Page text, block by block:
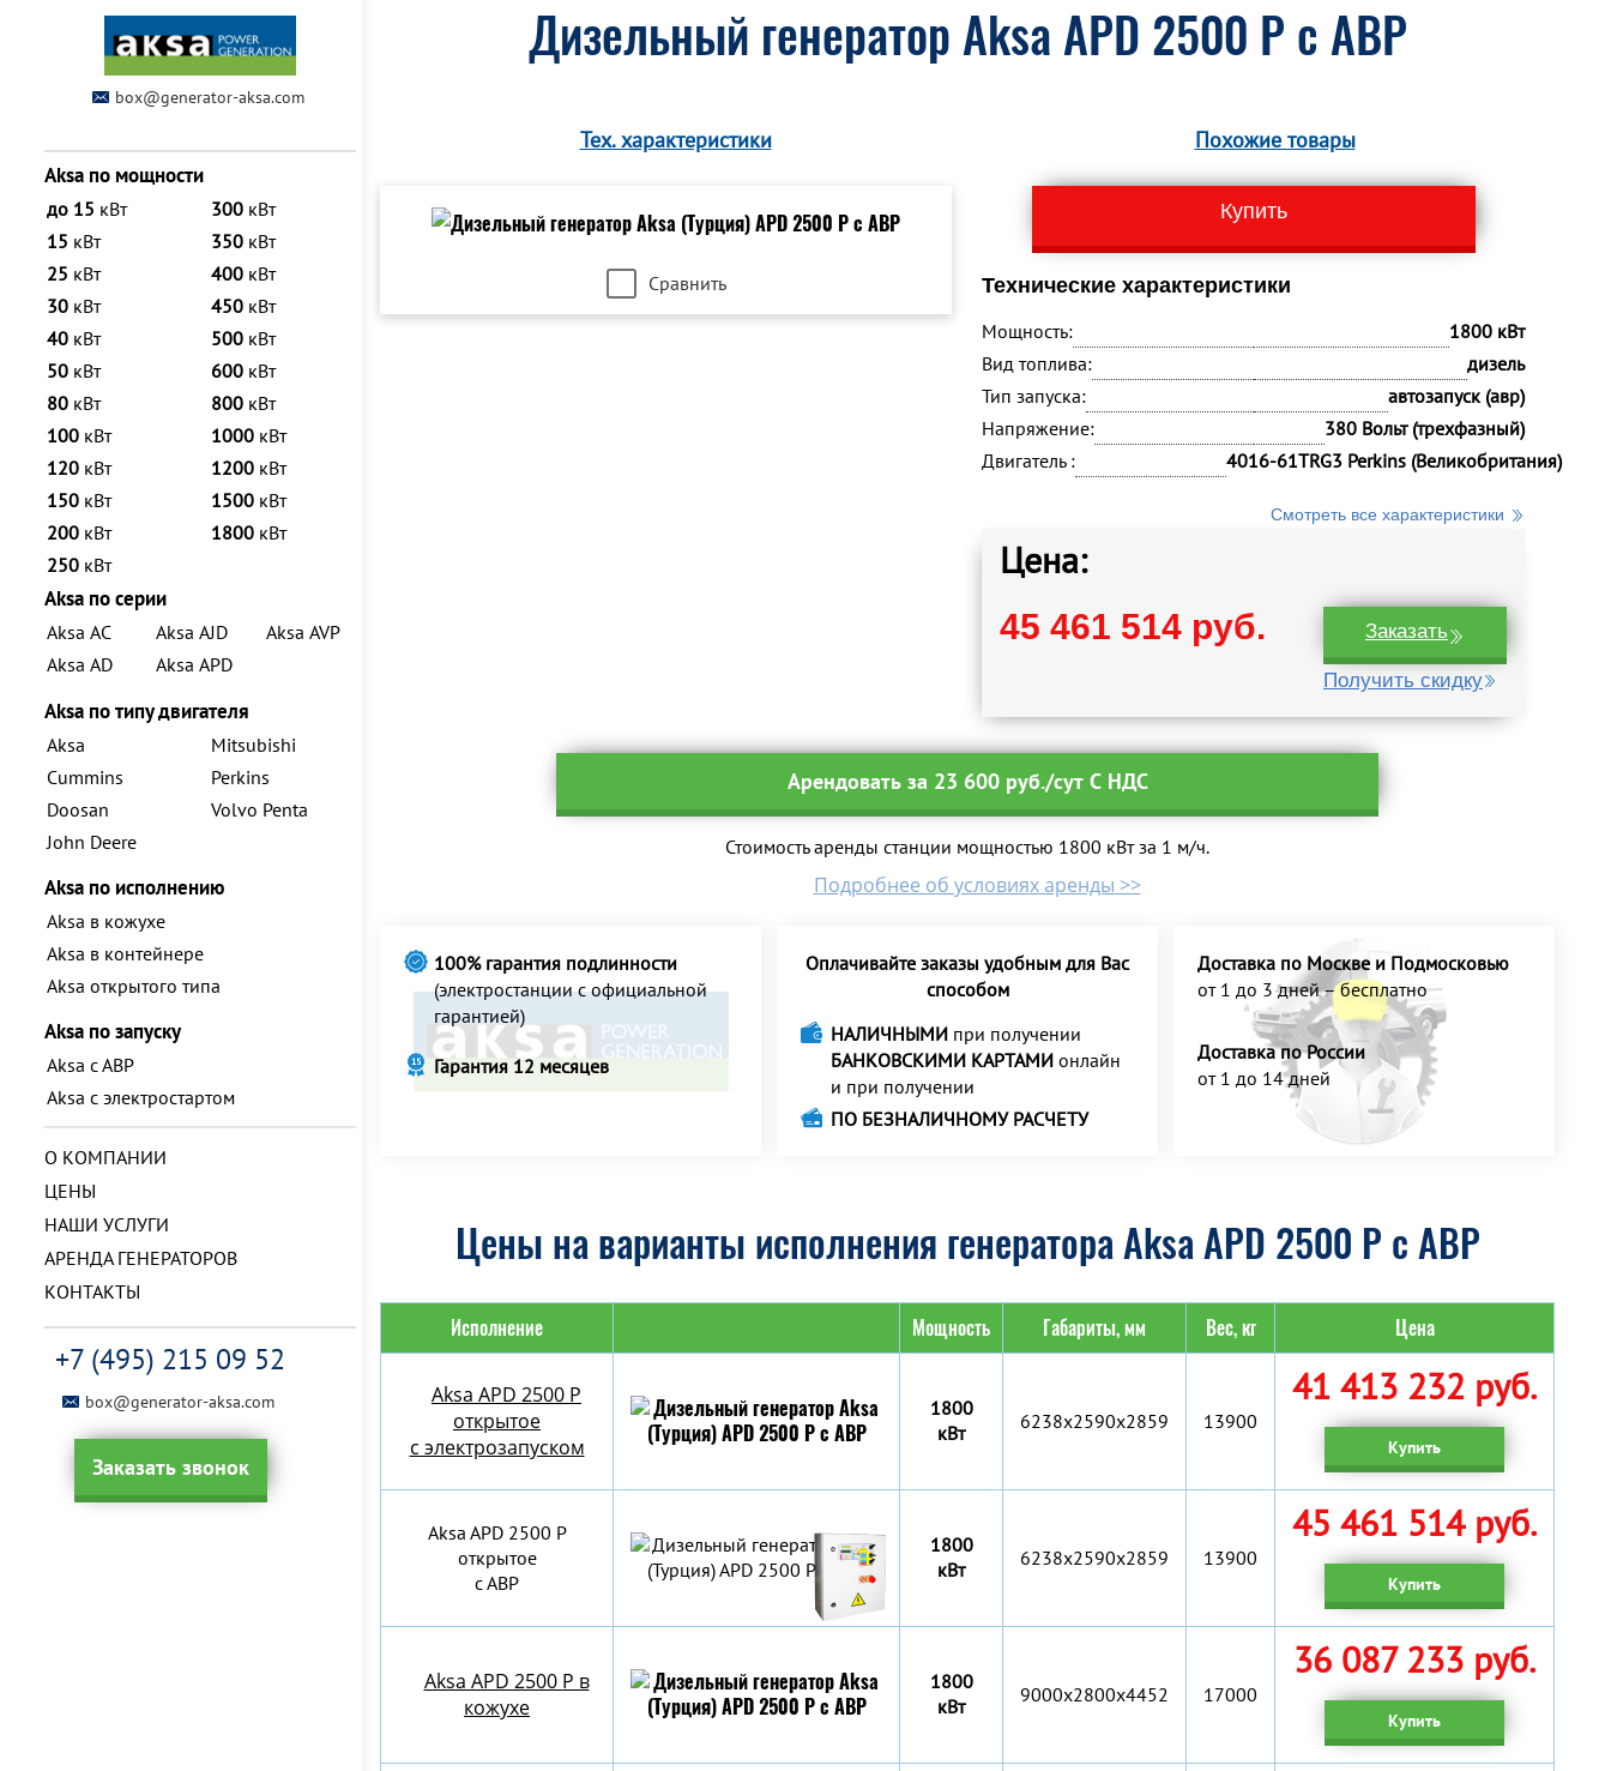
box@generator-aksa.com
Aksa по мощности
до 15 кВт
15 кВт
25 кВт
30 кВт
40 кВт
50 кВт
80 кВт
100 кВт
120 кВт
150 кВт
200 кВт
250 кВт
300 кВт
350 кВт
400 кВт
450 кВт
500 кВт
600 кВт
800 кВт
1000 кВт
1200 кВт
1500 кВт
1800 кВт
Aksa по серии
Aksa AC
Aksa AD
Aksa AJD
Aksa APD
Aksa AVP
Aksa по типу двигателя
Aksa
Cummins
Doosan
John Deere
Mitsubishi
Perkins
Volvo Penta
Aksa по исполнению
Aksa в кожухе
Aksa в контейнере
Aksa открытого типа
Aksa по запуску
Aksa с АВР
Aksa с электростартом
О КОМПАНИИ
ЦЕНЫ
НАШИ УСЛУГИ
АРЕНДА ГЕНЕРАТОРОВ
КОНТАКТЫ
+7 (495) 215 09 52
box@generator-aksa.com
Заказать звонок
Дизельный генератор Aksa APD 2500 P с АВР
Тех. характеристики Похожие товары
Сравнить
Купить
Технические характеристики
Мощность:
1800 кВт
Вид топлива:
дизель
Тип запуска:
автозапуск (авр)
Напряжение:
380 Вольт (трехфазный)
Двигатель :
4016-61TRG3 Perkins (Великобритания)
Смотреть все характеристики
Цена:
45 461 514 руб. Заказать
Получить скидку
Арендовать за 23 600 руб./сут С НДС
Стоимость аренды станции мощностью 1800 кВт за 1 м/ч.
Подробнее об условиях аренды >>
100% гарантия подлинности
(электростанции с официальной
гарантией)
Гарантия 12 месяцев
Оплачивайте заказы удобным для Вас
способом
НАЛИЧНЫМИ при получении
БАНКОВСКИМИ КАРТАМИ онлайн
и при получении
ПО БЕЗНАЛИЧНОМУ РАСЧЕТУ
Доставка по Москве и Подмосковью
от 1 до 3 дней – бесплатно
Доставка по России
от 1 до 14 дней
Цены на варианты исполнения генератора Aksa APD 2500 P с АВР
Исполнение Мощность Габариты, мм Вес, кг Цена
Aksa APD 2500 P
открытое
с электрозапуском
1800
кВт
6238x2590x2859 13900
41 413 232 руб.
Купить
Aksa APD 2500 P
открытое
с АВР
1800
кВт
6238x2590x2859 13900
45 461 514 руб.
Купить
Aksa APD 2500 P в
кожухе
1800
кВт
9000x2800x4452 17000
36 087 233 руб.
Купить